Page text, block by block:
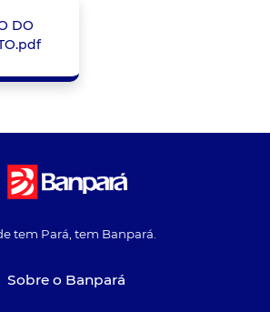
DO
tem Pará, tem Banpará.
Sobre o Banpará